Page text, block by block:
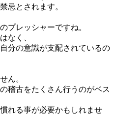
忌とされます。
プレッシャーですね。
なく、
分の意識が支配されているの
ん。
稽古をたくさん行うのがベス
れる事が必要かもしれませ